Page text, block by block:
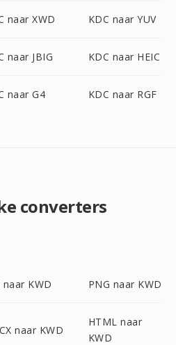
naar XWD KDC naar YUV
naar JBIG KDC naar HEIC
naar G4 KDC naar RGF
converters
naar KWD PNG naar KWD
naar KWD
HTML naar
KWD